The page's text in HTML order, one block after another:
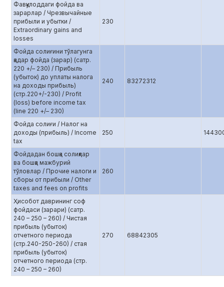
Фавқулоддаги фойда ва
зарарлар / Чрезвычайные
прибыли и убытки /
Extraordinary gains and
losses
230
Фойда солиғини тўлагунга
қадар фойда (зарар) (сатр.
220 +/– 230) / Прибыль
(убыток) до уплаты налога
на доходы прибыль)
(стр.220+/-230) / Profit
(loss) before income tax
(line 220 +/– 230)
240 83272312
Фойда солиғи / Налог на
доходы (прибыль) / Income
tax
250
Фойдадан бошқа солиқлар
ва бошқа мажбурий
тўловлар / Прочие налоги и
сборы от прибыли / Other
taxes and fees on profits
260
Ҳисобот даврининг соф
фойдаси (зарари) (сатр.
240 – 250 – 260) / Чистая
прибыль (убыток)
отчетного периода
(стр.240-250-260) / стая
прибыль (убыток)
отчетного периода (стр.
240 – 250 – 260)
270 68842305